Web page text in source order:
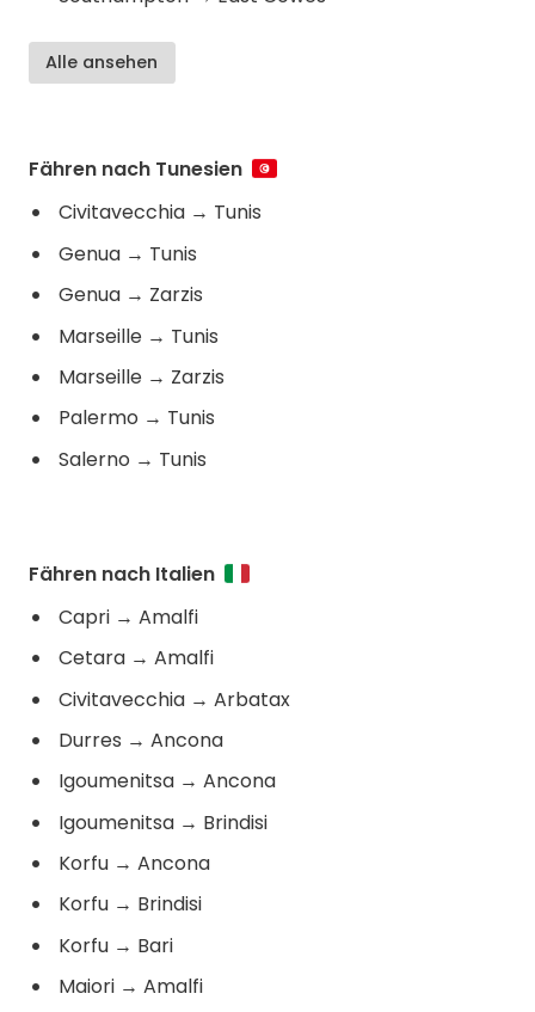
Alle ansehen
Fähren nach Tunesien
Civitavecchia → Tunis
Genua → Tunis
Genua → Zarzis
Marseille → Tunis
Marseille → Zarzis
Palermo → Tunis
Salerno → Tunis
Fähren nach Italien
Capri → Amalfi
Cetara → Amalfi
Civitavecchia → Arbatax
Durres → Ancona
Igoumenitsa → Ancona
Igoumenitsa → Brindisi
Korfu → Ancona
Korfu → Brindisi
Korfu → Bari
Maiori → Amalfi